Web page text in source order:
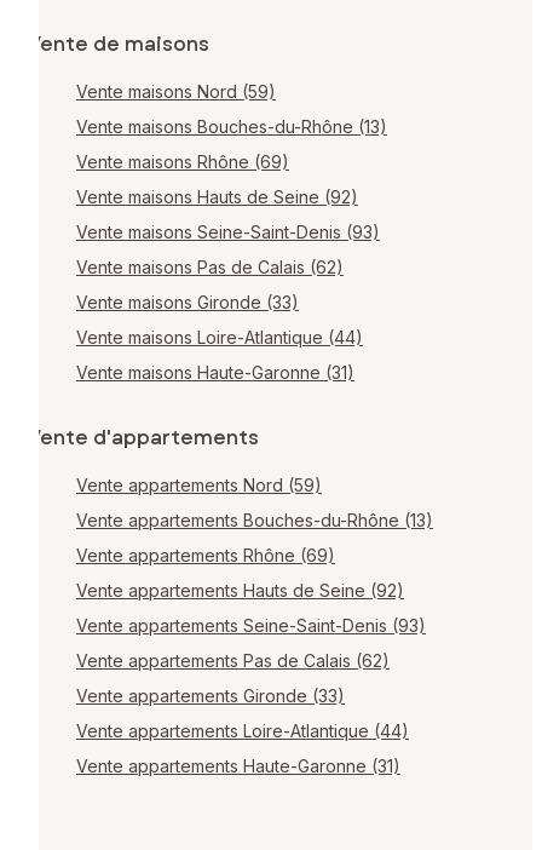
Vente de maisons
Vente maisons Nord (59)
Vente maisons Bouches-du-Rhône (13)
Vente maisons Rhône (69)
Vente maisons Hauts de Seine (92)
Vente maisons Seine-Saint-Denis (93)
Vente maisons Pas de Calais (62)
Vente maisons Gironde (33)
Vente maisons Loire-Atlantique (44)
Vente maisons Haute-Garonne (31)
Vente d'appartements
Vente appartements Nord (59)
Vente appartements Bouches-du-Rhône (13)
Vente appartements Rhône (69)
Vente appartements Hauts de Seine (92)
Vente appartements Seine-Saint-Denis (93)
Vente appartements Pas de Calais (62)
Vente appartements Gironde (33)
Vente appartements Loire-Atlantique (44)
Vente appartements Haute-Garonne (31)